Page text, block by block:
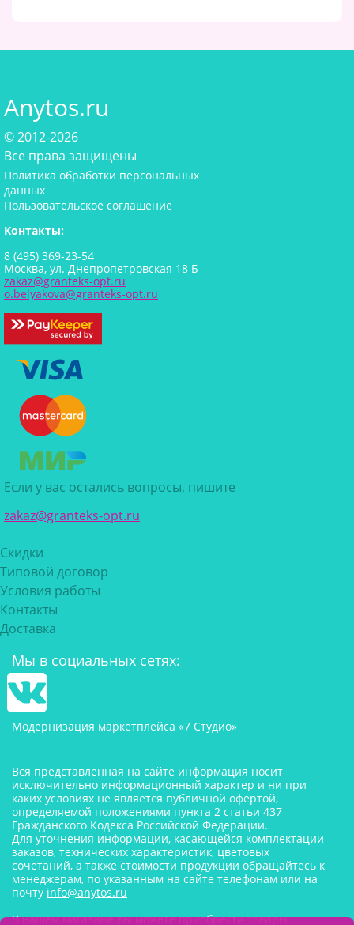
Anytos.ru
© 2012-2026
Все права защищены
Политика обработки персональных
данных
Пользовательское соглашение
Контакты:
8 (495) 369-23-54
Москва, ул. Днепропетровская 18 Б
zakaz@granteks-opt.ru
o.belyakova@granteks-opt.ru
Если у вас остались вопросы, пишите
zakaz@granteks-opt.ru
Скидки
Типовой договор
Условия работы
Контакты
Доставка
Мы в социальных сетях:
Модернизация маркетплейса «7 Студио»
Вся представленная на сайте информация носит
исключительно информационный характер и ни при
каких условиях не является публичной офертой,
определяемой положениями пункта 2 статьи 437
Гражданского Кодекса Российской Федерации.
Для уточнения информации, касающейся комплектации
заказов, технических характеристик, цветовых
сочетаний, а также стоимости продукции обращайтесь к
менеджерам, по указанным на сайте телефонам или на
почту info@anytos.ru
В нашем магазине вы можете приобрести товары